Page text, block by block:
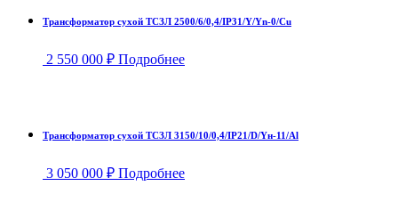
Трансформатор сухой ТСЗЛ 2500/6/0,4/IP31/Y/Yn-0/Cu
2 550 000 ₽ Подробнее
Трансформатор сухой ТСЗЛ 3150/10/0,4/IP21/D/Yн-11/Al
3 050 000 ₽ Подробнее